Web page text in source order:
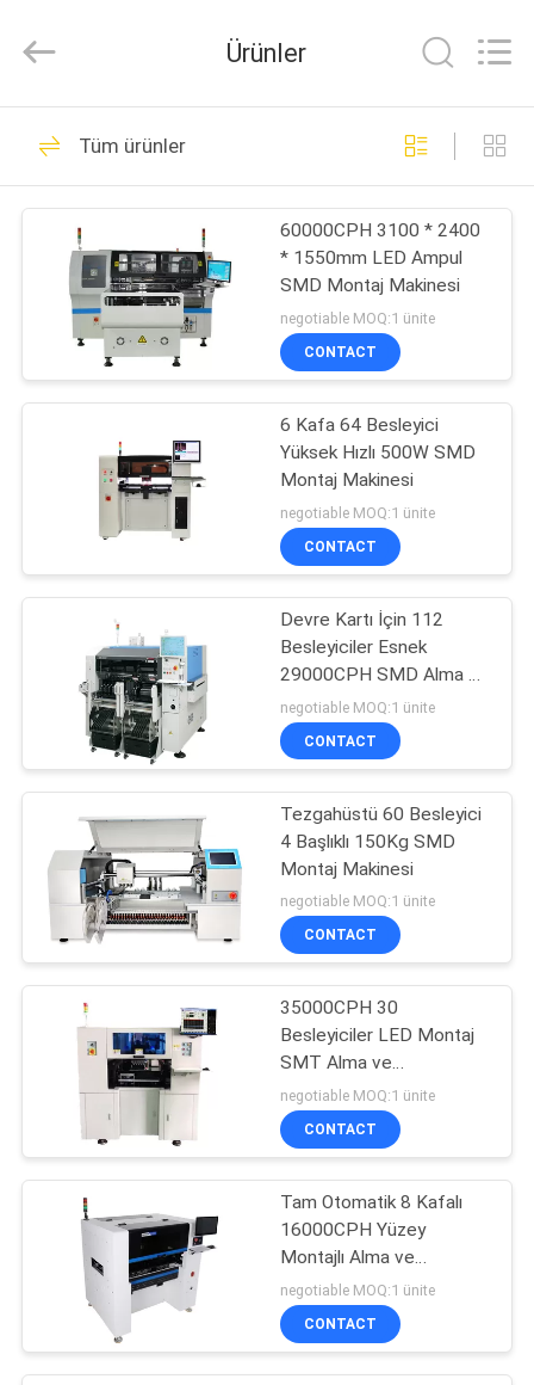
ÜRÜN:%
HAKKIMIZDA
FABRIKA
KALITE
ULAŞIN
HABERLER
TEKLIF
ISTEĞI
SITE
HARITASI
PRIVACY
POLICY
Management
Services
Rights
SMT montaj
makinesi
9
Talaş Montaj
Makinesi
7
LED Montaj
Makinesi
smd montaj
makinesi
SMT Alma ve
Yerleştirme
Makinesi
9
Ürünler
Tüm ürünler
60000CPH 3100 * 2400
* 1550mm LED Ampul
SMD Montaj Makinesi
negotiable MOQ:1 ünite
CONTACT
6 Kafa 64 Besleyici
Yüksek Hızlı 500W SMD
Montaj Makinesi
negotiable MOQ:1 ünite
CONTACT
Devre Kartı İçin 112
Besleyiciler Esnek
29000CPH SMD Alma ve
Yerleştirme Makinesi
negotiable MOQ:1 ünite
CONTACT
Tezgahüstü 60 Besleyici
4 Başlıklı 150Kg SMD
Montaj Makinesi
negotiable MOQ:1 ünite
CONTACT
35000CPH 30
Besleyiciler LED Montaj
SMT Alma ve
Yerleştirme Makinesi
negotiable MOQ:1 ünite
CONTACT
Tam Otomatik 8 Kafalı
16000CPH Yüzey
Montajlı Alma ve
Yerleştirme Makinesi
negotiable MOQ:1 ünite
CONTACT